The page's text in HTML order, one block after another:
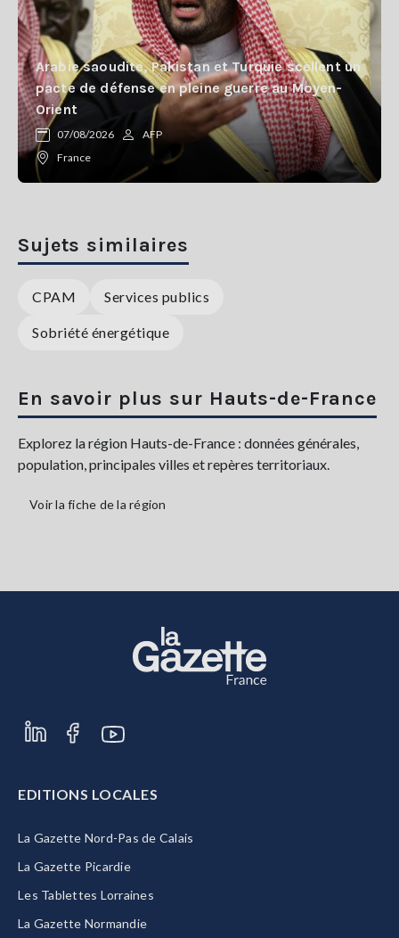
Arabie saoudite, Pakistan et Turquie scellent un
pacte de défense en pleine guerre au Moyen-
Orient
07/08/2026
AFP
France
Sujets similaires
CPAM Services publics
Sobriété énergétique
En savoir plus sur Hauts-de-France
Explorez la région Hauts-de-France : données générales,
population, principales villes et repères territoriaux.
Voir la fiche de la région
EDITIONS LOCALES
La Gazette Nord-Pas de Calais
La Gazette Picardie
Les Tablettes Lorraines
La Gazette Normandie